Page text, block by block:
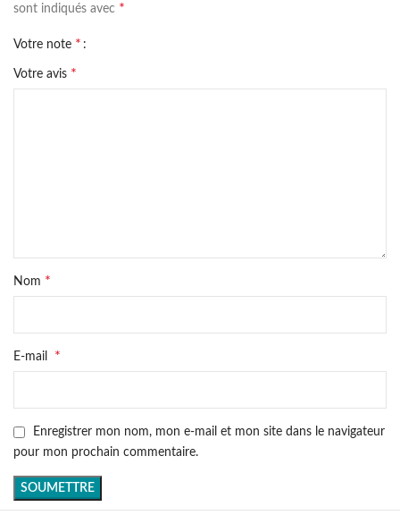
sont indiqués avec *
Votre note *
Votre avis *
Nom *
E-mail *
Enregistrer mon nom, mon e-mail et mon site dans le navigateur
pour mon prochain commentaire.